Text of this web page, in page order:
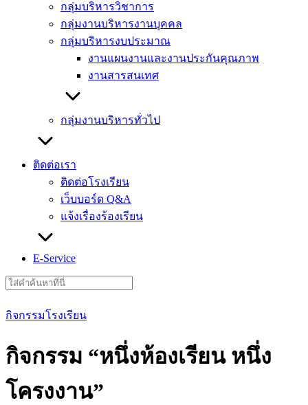
กลุ่มบริหารวิชาการ
กลุ่มงานบริหารงานบุคคล
กลุ่มบริหารงบประมาณ
งานแผนงานและงานประกันคุณภาพ
งานสารสนเทศ
กลุ่มงานบริหารทั่วไป
ติดต่อเรา
ติดต่อโรงเรียน
เว็บบอร์ด Q&A
แจ้งเรื่องร้องเรียน
E-Service
Search
for:
กิจกรรมโรงเรียน
กิจกรรม “หนึ่งห้องเรียน หนึ่ง
โครงงาน”